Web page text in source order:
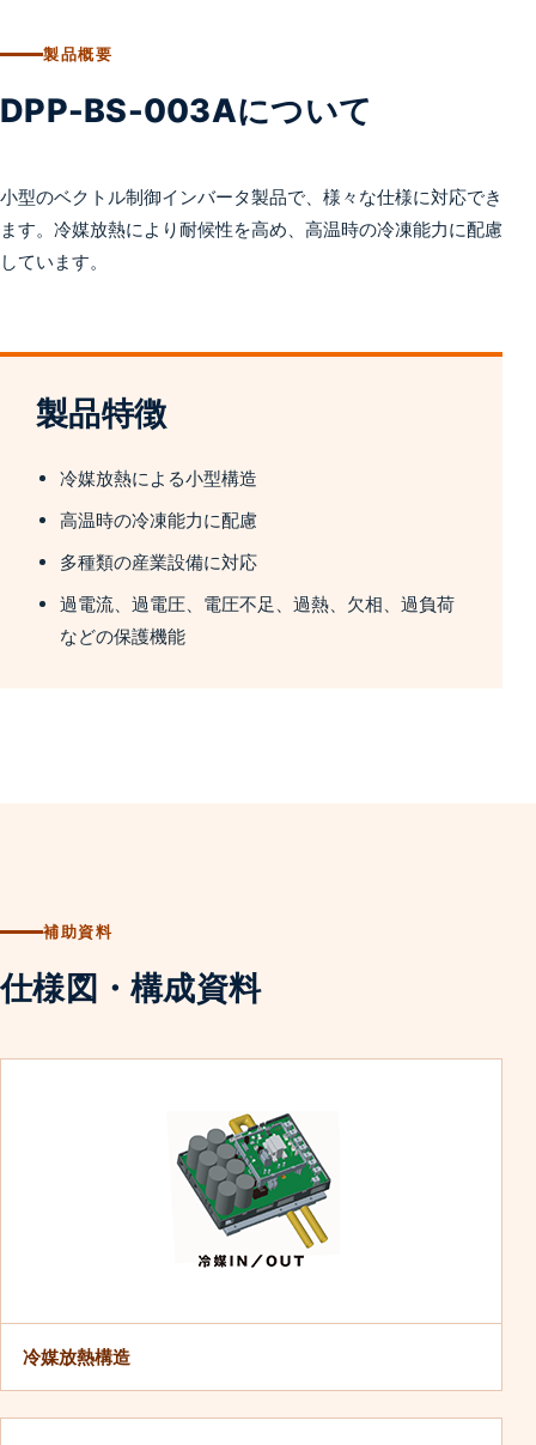
製品概要
DPP-BS-003Aについて
小型のベクトル制御インバータ製品で、様々な仕様に対応でき
ます。冷媒放熱により耐候性を高め、高温時の冷凍能力に配慮
しています。
製品特徴
冷媒放熱による小型構造
高温時の冷凍能力に配慮
多種類の産業設備に対応
過電流、過電圧、電圧不足、過熱、欠相、過負荷
などの保護機能
補助資料
仕様図・構成資料
冷媒放熱構造